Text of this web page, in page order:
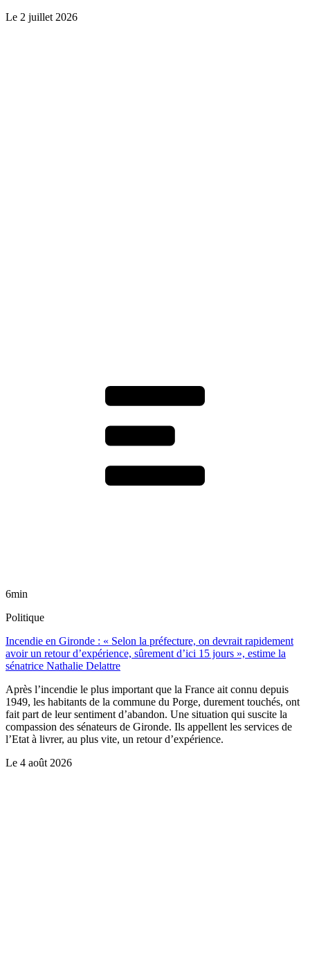
Le 2 juillet 2026
6min
Politique
Incendie en Gironde : « Selon la préfecture, on devrait rapidement
avoir un retour d’expérience, sûrement d’ici 15 jours », estime la
sénatrice Nathalie Delattre
Après l’incendie le plus important que la France ait connu depuis
1949, les habitants de la commune du Porge, durement touchés, ont
fait part de leur sentiment d’abandon. Une situation qui suscite la
compassion des sénateurs de Gironde. Ils appellent les services de
l’Etat à livrer, au plus vite, un retour d’expérience.
Le 4 août 2026